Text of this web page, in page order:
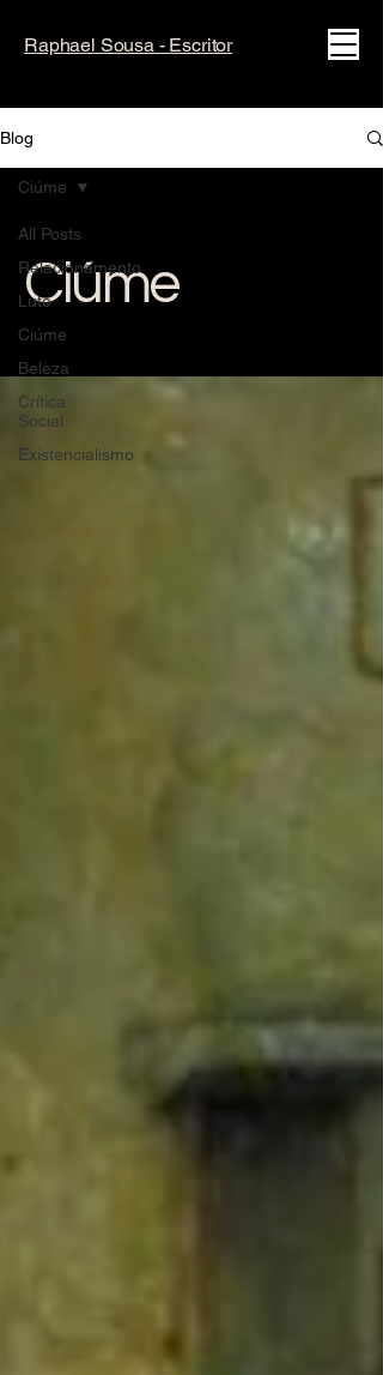
Raphael Sousa - Escritor
Blog
All Posts
Relacionamento
Luto
Ciúme
Beleza
Crítica
Social
Existencialismo
Ciúme
Ciúme